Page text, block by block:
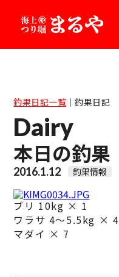
釣果日記一覧｜釣果日記
Dairy
本日の釣果
2016.1.12 釣果情報
ブリ 10kg × 1
ワラサ 4～5.5kg × 4
マダイ × 7